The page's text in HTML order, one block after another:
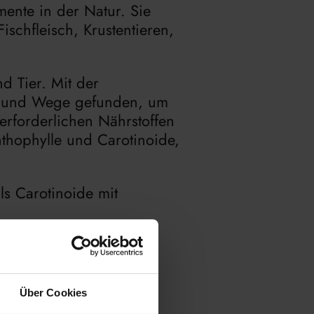
Über Cookies
in der Natur. Sie
Krustentieren,
Tier. Mit der
Wege gefunden, um
Nährstoffen
und Carotinoide,
Carotinoide mit